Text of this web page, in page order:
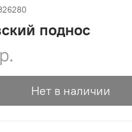
поднос
Нет в наличии